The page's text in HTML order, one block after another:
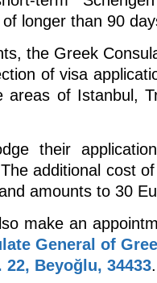
longer than 90
the Greek
of visa
of Istanbul,
their
additional cost
amounts to 30
make an
General of
22, Beyoğlu, 34433.